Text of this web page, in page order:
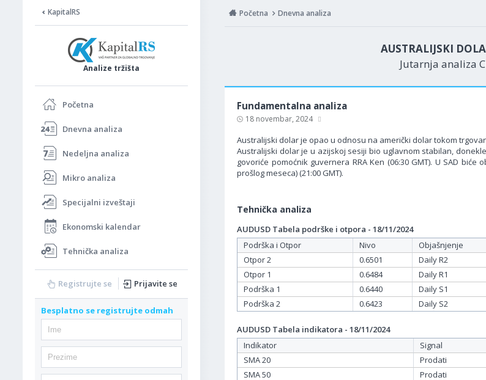
KapitalRS
Analize tržišta
Početna
Dnevna analiza
Nedeljna analiza
Mikro analiza
Specijalni izveštaji
Ekonomski kalendar
Tehnička analiza
Registrujte se Prijavite se
Besplatno se registrujte odmah
Početna Dnevna analiza
AUSTRALIJSKI
Jutarnja analiza
Fundamentalna analiza
18 novembar, 2024
Australijski dolar je opao u odnosu na američki dolar tokom
Australijski dolar je u azijskoj sesiji bio uglavnom stabilan,
govoriće pomoćnik guvernera RRA Ken (06:30 GMT). U SAD
prošlog meseca) (21:00 GMT).
Tehnička analiza
AUDUSD Tabela podrške i otpora - 18/11/2024
Podrška i Otpor
Nivo
Objašnjenje
Otpor 2
0.6501
Daily R2
Otpor 1
0.6484
Daily R1
Podrška 1
0.6440
Daily S1
Podrška 2
0.6423 Daily S2
AUDUSD Tabela indikatora - 18/11/2024
Indikator
Signal
SMA 20
Prodati
SMA 50
Prodati